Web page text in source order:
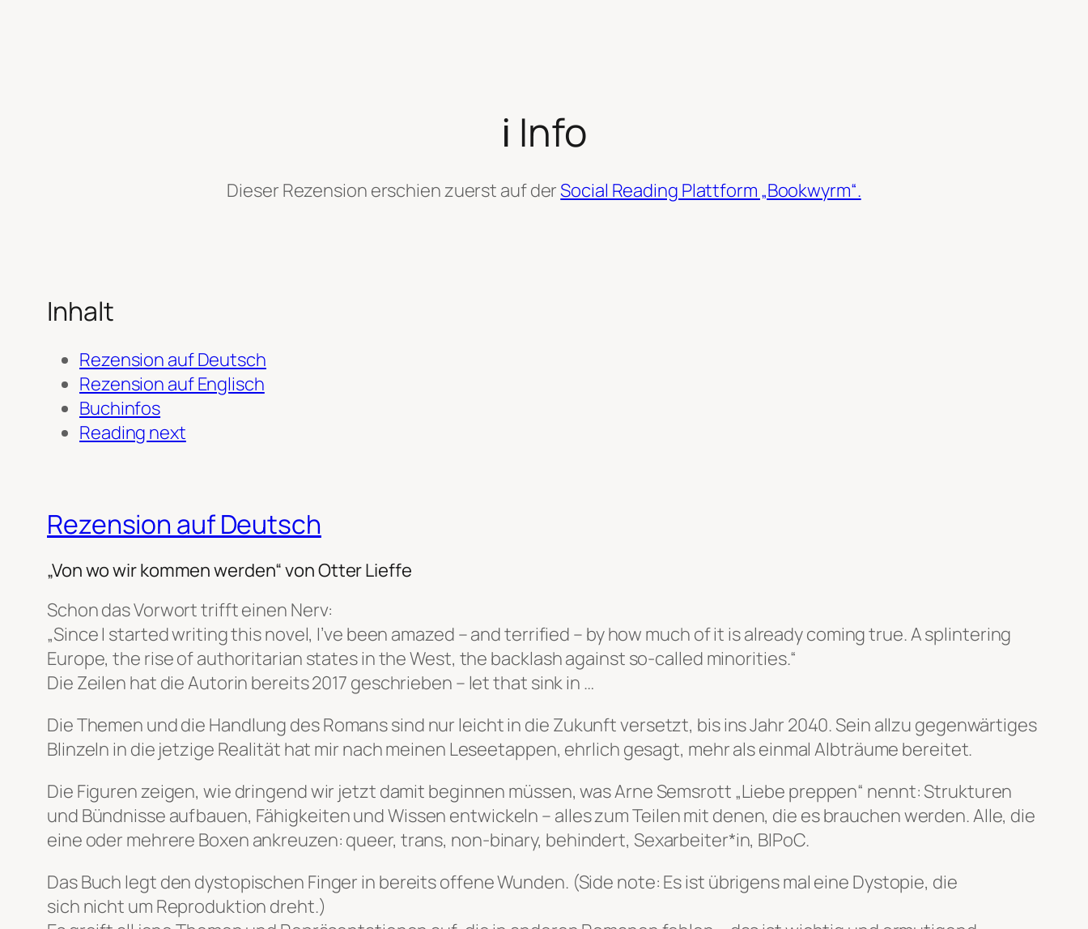
ℹ️ Info
Dieser Rezension erschien zuerst auf derSocial Reading Plattform „Bookwyrm“.
Inhalt
Rezension auf Deutsch
Rezension auf Englisch
Buchinfos
Reading next
Rezension auf Deutsch
„Von wo wir kommen werden“ von Otter Lieffe
Schon das Vorwort trifft einen Nerv:
„Since I started writing this novel, I’ve been amazed – and terrified – by how much of it is already coming true. A splintering
Europe, the rise of authoritarian states in the West, the backlash against so-called minorities.“
Die Zeilen hat die Autorin bereits 2017 geschrieben – let that sink in …
Die Themen und die Handlung des Romans sind nur leicht in die Zukunft versetzt, bis ins Jahr 2040. Sein allzu gegenwärtiges
Blinzeln in die jetzige Realität hat mir nach meinen Leseetappen, ehrlich gesagt, mehr als einmal Albträume bereitet.
Die Figuren zeigen, wie dringend wir jetzt damit beginnen müssen, was Arne Semsrott „Liebe preppen“ nennt: Strukturen
und Bündnisse aufbauen, Fähigkeiten und Wissen entwickeln – alles zum Teilen mit denen, die es brauchen werden. Alle, die
eine oder mehrere Boxen ankreuzen: queer, trans, non-binary, behindert, Sexarbeiter*in, BIPoC.
Das Buch legt den dystopischen Finger in bereits offene Wunden. (Side note: Es ist übrigens mal eine Dystopie, die
sich nicht um Reproduktion dreht.)